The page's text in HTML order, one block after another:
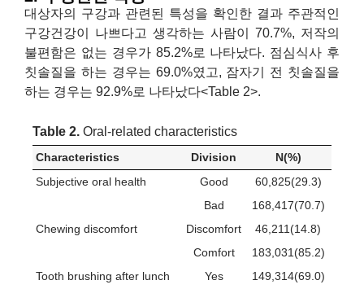
대상자의 구강과 관련된 특성을 확인한 결과 주관적인
구강건강이 나쁘다고 생각하는 사람이 70.7%, 저작의
불편함은 없는 경우가 85.2%로 나타났다. 점심식사 후
칫솔질을 하는 경우는 69.0%였고, 잠자기 전 칫솔질을
하는 경우는 92.9%로 나타났다<Table 2>.
Table 2. Oral-related characteristics
Characteristics Division
N(%)
Subjective oral health
Good
60,825(29.3)
Bad
168,417(70.7)
Chewing discomfort
Discomfort
46,211(14.8)
Comfort
183,031(85.2)
Tooth brushing after lunch
Yes
149,314(69.0)